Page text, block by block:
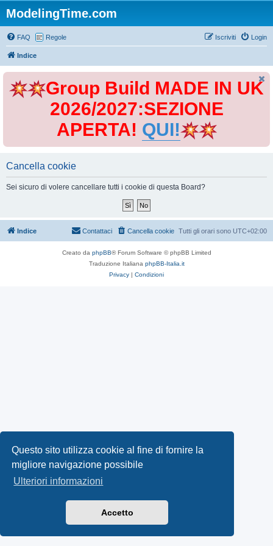
Questo sito utilizza cookie al fine di fornire la
migliore navigazione possibile
Ulteriori informazioni
Accetto
ModelingTime.com
FAQ Regole Login
Iscriviti
Indice
Group Build MADE IN UK
2026/2027:SEZIONE
APERTA! QUI!
Cancella cookie
Sei sicuro di volere cancellare tutti i cookie di questa Board?
Indice Tutti gli orari sono UTC+02:00
Cancella cookie
Contattaci
Creato da phpBB® Forum Software © phpBB Limited
Traduzione Italiana phpBB-Italia.it
Privacy | Condizioni